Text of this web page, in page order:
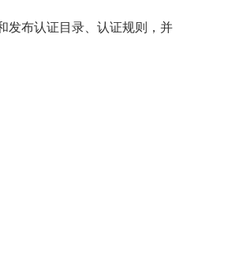
发布认证目录、认证规则，并